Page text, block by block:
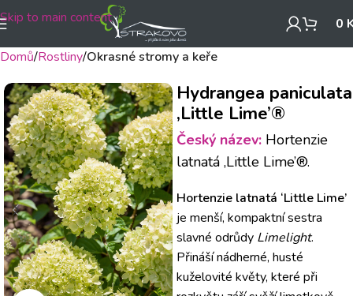
Skip to main content 0
Domů Rostliny Okrasné stromy a keře
Hydrangea paniculata
‚Little Lime’®
Český název: Hortenzie
latnatá ‚Little Lime’®.
Hortenzie latnatá ‘Little Lime’
je menší, kompaktní sestra
slavné odrůdy Limelight.
Přináší nádherné, husté
kuželovité květy, které při